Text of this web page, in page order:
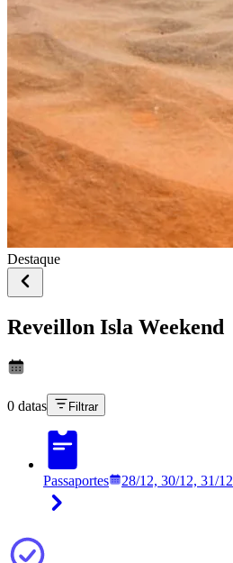
Destaque
Reveillon Isla Weekend
0 datas Filtrar
Passaportes 28/12, 30/12, 31/12